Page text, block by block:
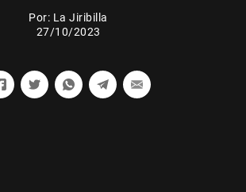
Por: La Jiribilla
27/10/2023